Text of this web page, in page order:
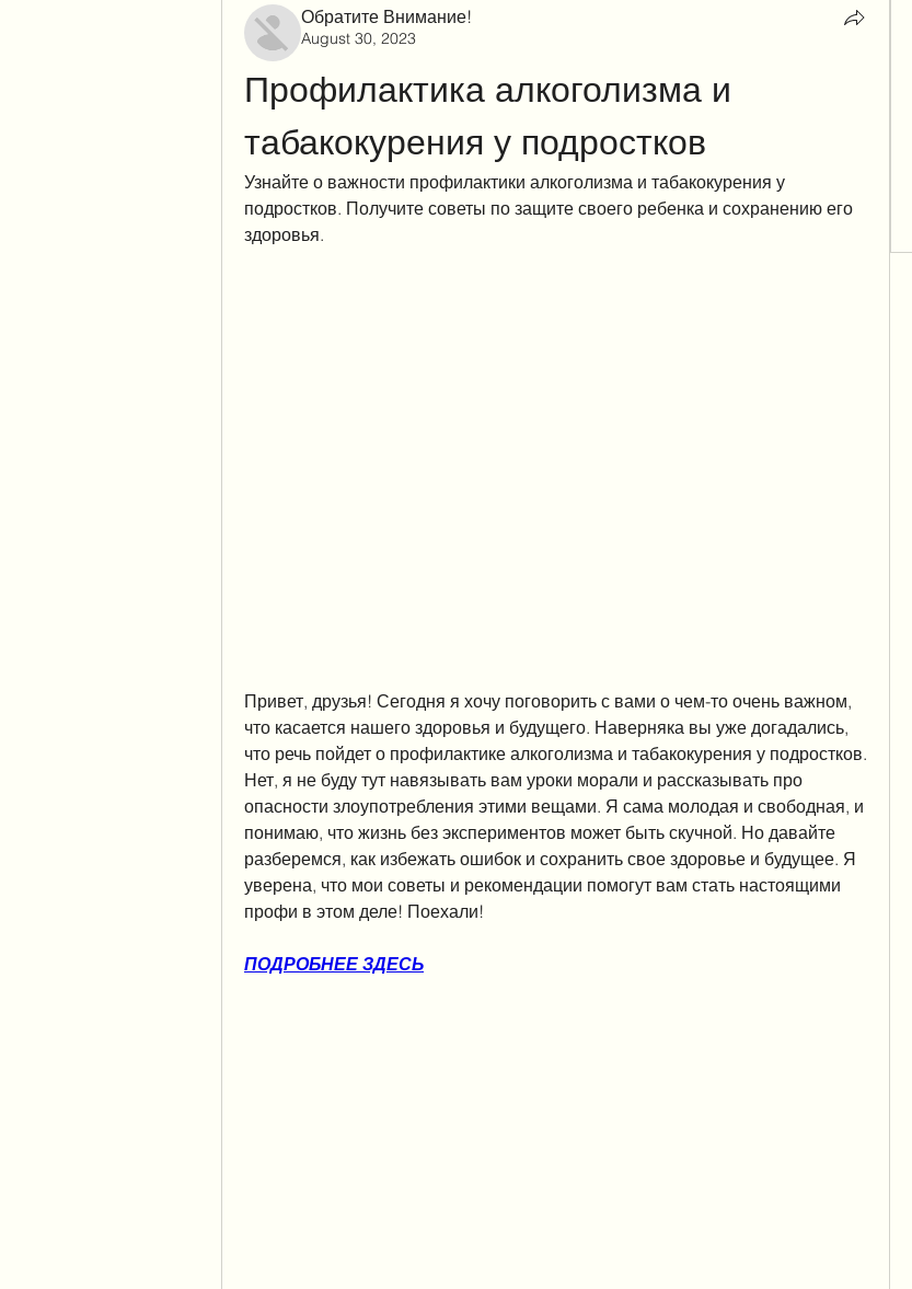
Обратите Внимание!
August 30, 2023
Профилактика алкоголизма и
табакокурения у подростков
Узнайте о важности профилактики алкоголизма и табакокурения у
подростков. Получите советы по защите своего ребенка и сохранению его
здоровья.
Привет, друзья! Сегодня я хочу поговорить с вами о чем-то очень важном,
что касается нашего здоровья и будущего. Наверняка вы уже догадались,
что речь пойдет о профилактике алкоголизма и табакокурения у подростков.
Нет, я не буду тут навязывать вам уроки морали и рассказывать про
опасности злоупотребления этими вещами. Я сама молодая и свободная, и
понимаю, что жизнь без экспериментов может быть скучной. Но давайте
разберемся, как избежать ошибок и сохранить свое здоровье и будущее. Я
уверена, что мои советы и рекомендации помогут вам стать настоящими
профи в этом деле! Поехали!
ПОДРОБНЕЕ ЗДЕСЬ